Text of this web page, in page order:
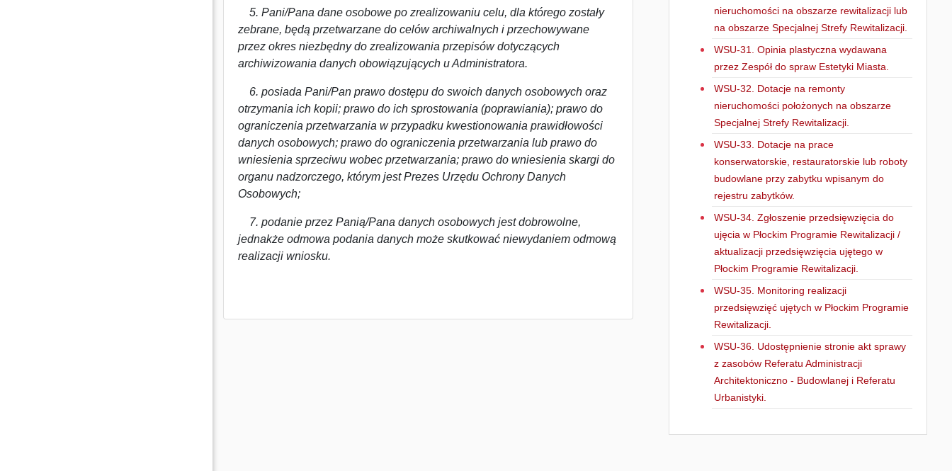
5. Pani/Pana dane osobowe po zrealizowaniu celu, dla którego zostały
zebrane, będą przetwarzane do celów archiwalnych i przechowywane
przez okres niezbędny do zrealizowania przepisów dotyczących
archiwizowania danych obowiązujących u Administratora.
6. posiada Pani/Pan prawo dostępu do swoich danych osobowych oraz
otrzymania ich kopii; prawo do ich sprostowania (poprawiania); prawo do
ograniczenia przetwarzania w przypadku kwestionowania prawidłowości
danych osobowych; prawo do ograniczenia przetwarzania lub prawo do
wniesienia sprzeciwu wobec przetwarzania; prawo do wniesienia skargi do
organu nadzorczego, którym jest Prezes Urzędu Ochrony Danych
Osobowych;
7. podanie przez Panią/Pana danych osobowych jest dobrowolne,
jednakże odmowa podania danych może skutkować niewydaniem odmową
realizacji wniosku.
nieruchomości na obszarze rewitalizacji lub
na obszarze Specjalnej Strefy Rewitalizacji.
WSU-31. Opinia plastyczna wydawana
przez Zespół do spraw Estetyki Miasta.
WSU-32. Dotacje na remonty
nieruchomości położonych na obszarze
Specjalnej Strefy Rewitalizacji.
WSU-33. Dotacje na prace
konserwatorskie, restauratorskie lub roboty
budowlane przy zabytku wpisanym do
rejestru zabytków.
WSU-34. Zgłoszenie przedsięwzięcia do
ujęcia w Płockim Programie Rewitalizacji /
aktualizacji przedsięwzięcia ujętego w
Płockim Programie Rewitalizacji.
WSU-35. Monitoring realizacji
przedsięwzięć ujętych w Płockim Programie
Rewitalizacji.
WSU-36. Udostępnienie stronie akt sprawy
z zasobów Referatu Administracji
Architektoniczno - Budowlanej i Referatu
Urbanistyki.